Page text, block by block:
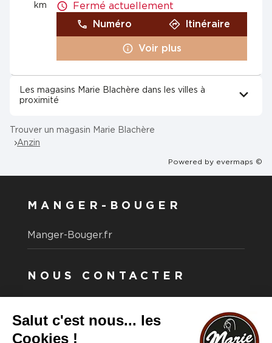
km
Fermé actuellement
Numéro
Itinéraire
Voir plus
Les magasins Marie Blachère dans les villes à
proximité
Trouver un magasin Marie Blachère
Anzin
Powered by evermaps ©
MANGER-BOUGER
Manger-Bouger.fr
NOUS CONTACTER
Vous souhaitez nous contacter ?
Consultez notre FAQ.